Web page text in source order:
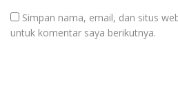
Simpan nama, email, dan situs
untuk komentar saya berikutnya.